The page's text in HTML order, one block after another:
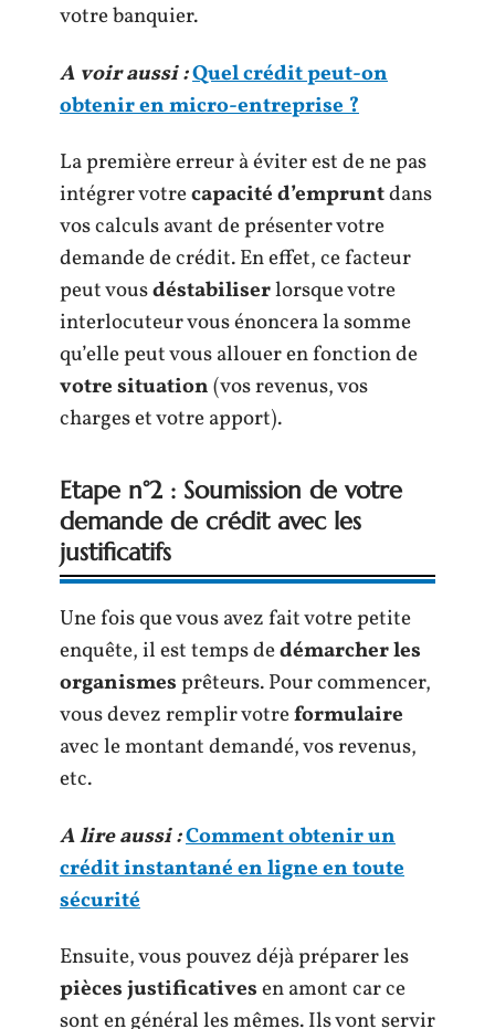
votre banquier.
A voir aussi :Quel crédit peut-on
obtenir en micro-entreprise ?
La première erreur à éviter est de ne pas
intégrer votrecapacité d’empruntdans
vos calculs avant de présenter votre
demande de crédit. En effet, ce facteur
peut vousdéstabiliserlorsque votre
interlocuteur vous énoncera la somme
qu’elle peut vous allouer en fonction de
votre situation(vos revenus, vos
charges et votre apport).
Etape n°2 : Soumission de votre
demande de crédit avec les
justificatifs
Une fois que vous avez fait votre petite
enquête, il est temps dedémarcher les
organismesprêteurs. Pour commencer,
vous devez remplir votreformulaire
avec le montant demandé, vos revenus,
etc.
A lire aussi :Comment obtenir un
crédit instantané en ligne en toute
sécurité
Ensuite, vous pouvez déjà préparer les
pièces justificativesen amont car ce
sont en général les mêmes. Ils vont servir